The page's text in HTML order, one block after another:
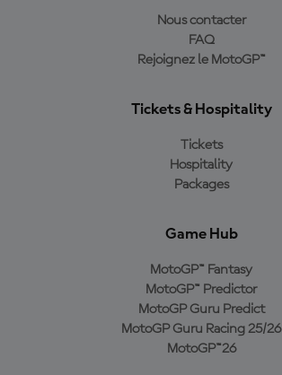
Nous contacter
FAQ
Rejoignez le MotoGP™
Tickets & Hospitality
Tickets
Hospitality
Packages
Game Hub
MotoGP™ Fantasy
MotoGP™ Predictor
MotoGP Guru Predict
MotoGP Guru Racing 25/26
MotoGP™26